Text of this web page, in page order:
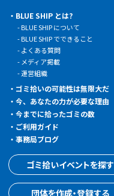
BLUE SHIP とは?
BLUE SHIP について
BLUE SHIP でできること
よくある質問
メディア掲載
運営組織
ゴミ拾いの可能性は無限大だ
今、あなたの力が必要な理由
今までに拾ったゴミの数
ご利用ガイド
事務局ブログ
ゴミ拾いイベントを探す
団体を作成・登録する